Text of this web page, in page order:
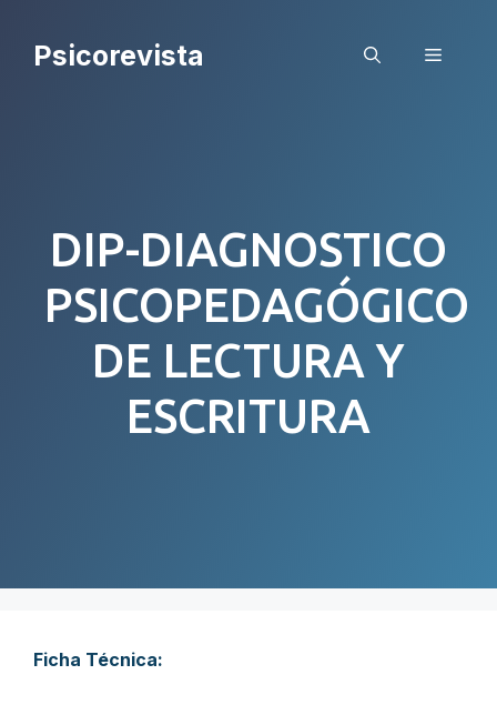
Psicorevista Menú
DIP-DIAGNOSTICO
PSICOPEDAGÓGICO
DE LECTURA Y
ESCRITURA
Ficha Técnica: